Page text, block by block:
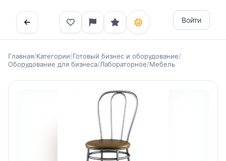
Войти
Главная/Категории/Готовый бизнес и оборудование/
Оборудование для бизнеса/Лабораторное/Мебель